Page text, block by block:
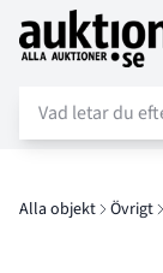
Alla objekt Övrigt